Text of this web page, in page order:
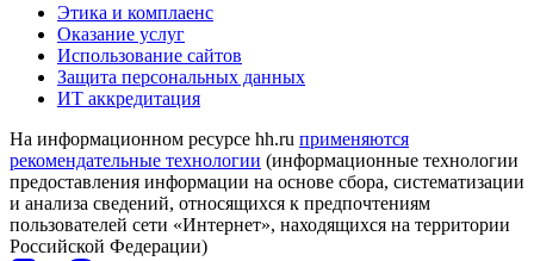
Этика и комплаенс
Оказание услуг
Использование сайтов
Защита персональных данных
ИТ аккредитация
На информационном ресурсе hh.ru применяются
рекомендательные технологии (информационные технологии
предоставления информации на основе сбора, систематизации
и анализа сведений, относящихся к предпочтениям
пользователей сети «Интернет», находящихся на территории
Российской Федерации)